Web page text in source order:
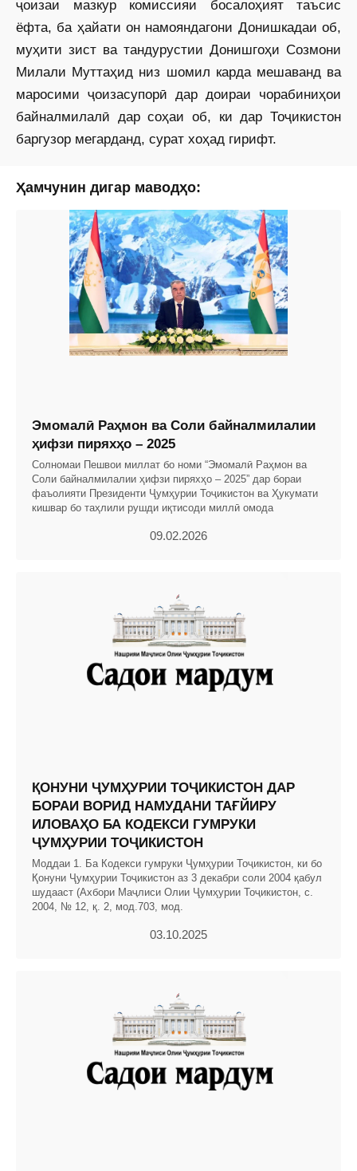
ҷоизаи мазкур комиссияи босалоҳият таъсис
ёфта, ба ҳайати он намояндагони Донишкадаи об,
муҳити зист ва тандурустии Донишгоҳи Созмони
Милали Муттаҳид низ шомил карда мешаванд ва
маросими ҷоизасупорӣ дар доираи чорабиниҳои
байналмилалӣ дар соҳаи об, ки дар Тоҷикистон
баргузор мегарданд, сурат хоҳад гирифт.
Ҳамчунин дигар маводҳо:
Эмомалӣ Раҳмон ва Соли байналмилалии
ҳифзи пиряхҳо – 2025
Солномаи Пешвои миллат бо номи “Эмомалӣ Раҳмон ва
Соли байналмилалии ҳифзи пиряхҳо – 2025” дар бораи
фаъолияти Президенти Ҷумҳурии Тоҷикистон ва Ҳукумати
кишвар бо таҳлили рушди иқтисоди миллӣ омода
09.02.2026
ҚОНУНИ ҶУМҲУРИИ ТОҶИКИСТОН ДАР
БОРАИ ВОРИД НАМУДАНИ ТАҒЙИРУ
ИЛОВАҲО БА КОДЕКСИ ГУМРУКИ
ҶУМҲУРИИ ТОҶИКИСТОН
Моддаи 1. Ба Кодекси гумруки Ҷумҳурии Тоҷикистон, ки бо
Қонуни Ҷумҳурии Тоҷикистон аз 3 декабри соли 2004 қабул
шудааст (Ахбори Маҷлиси Олии Ҷумҳурии Тоҷикистон, с.
2004, № 12, қ. 2, мод.703, мод.
03.10.2025